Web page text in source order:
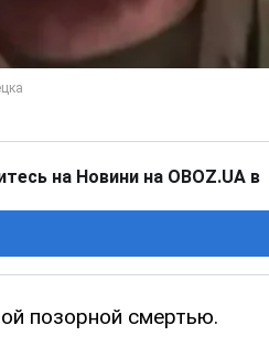
на Новини на OBOZ.UA в
позорной смертью.